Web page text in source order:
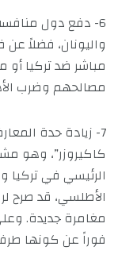
6- دفع دول
واليونان، فضلاً
مباشر ضد تركيا
مصالحهم وضرب
7- زيادة حدة
كاكيروزر”، وهو
الرئيسي في تركيا
الأطلسي، قد صرح
مغامرة جديدة.
فوراً عن كونها